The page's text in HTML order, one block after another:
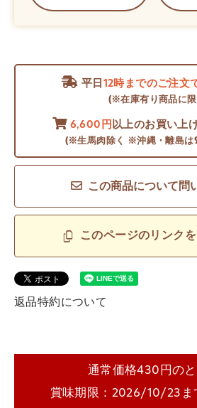
平日 12時までのご注文
(※在庫有り商品に
6,600円以上のお買い上
(※生馬肉除く ※沖縄・離島は
この商品について問
このページのリンク
返品特約について
通常価格430円の
賞味期限：2026/10/23ま